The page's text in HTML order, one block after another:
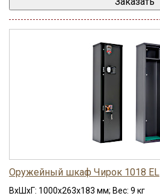
Оружейный шкаф Чирок 1018 EL
ВхШхГ: 1000x263x183 мм; Вес: 9 кг